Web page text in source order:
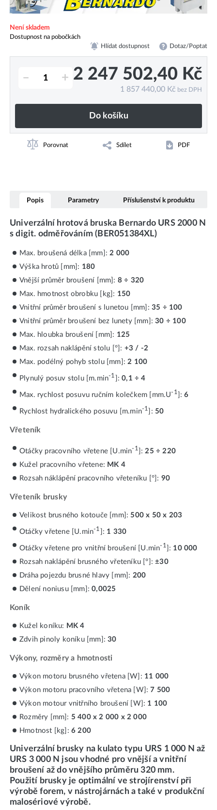
Není skladem
Dostupnost na pobočkách
Hlídat dostupnost Dotaz/Poptat
– + 2 247 502,40 Kč
1 857 440,00 Kč bez DPH
Do košíku
Porovnat Sdílet PDF
Popis Parametry Příslušenství k produktu
Univerzální hrotová bruska Bernardo URS 2000 N
s digit. odměřováním (BER051384XL)
Max. broušená délka [mm]: 2 000
Výška hrotů [mm]: 180
Vnější průměr broušení [mm]: 8 ÷ 320
Max. hmotnost obrobku [kg]: 150
Vnitřní průměr broušení s lunetou [mm]: 35 ÷ 100
Vnitřní průměr broušení bez lunety [mm]:30 ÷ 100
Max. hloubka broušení [mm]: 125
Max. rozsah naklápění stolu [°]: +3 / -2
Max. podélný pohyb stolu [mm]: 2 100
Plynulý posuv stolu [m.min-1 ]:0,1 ÷ 4
Max. rychlost posuvu ručním kolečkem [mm.U-1 ]:6
Rychlost hydralického posuvu [m.min-1]:50
Vřeteník
Otáčky pracovního vřetene [U.min-1 ]: 25 ÷ 220
Kužel pracovního vřetene: MK 4
Rozsah náklápění pracovního vřeteníku [°]: 90
Vřeteník brusky
Velikost brusného kotouče [mm]:500 x 50 x 203
Otáčky vřetene [U.min-1 ]: 1 330
Otáčky vřetene pro vnitřní broušení [U.min-1 ]: 10 000
Rozsah naklápění brusného vřeteníku [°]:±30
Dráha pojezdu brusné hlavy [mm]: 200
Dělení noniusu [mm]:0,0025
Koník
Kužel koníku: MK 4
Zdvih pinoly koníku [mm]:30
Výkony, rozměry a hmotnosti
Výkon motoru brusného vřetena [W]: 11 000
Výkon motoru pracovního vřetena [W]:7 500
Výkon motour vnitřního broušení [W]: 1 100
Rozměry [mm]: 5 400 x 2 000 x 2 000
Hmotnost [kg]: 6 200
Univerzální brusky na kulato typu URS 1 000 N až
URS 3 000 N jsou vhodné pro vnější a vnitřní
broušení až do vnějšího průměru 320 mm.
Použití brusky je optimální ve strojírenství při
výrobě forem, v nástrojárnách a také v produkční
malosériové výrobě.